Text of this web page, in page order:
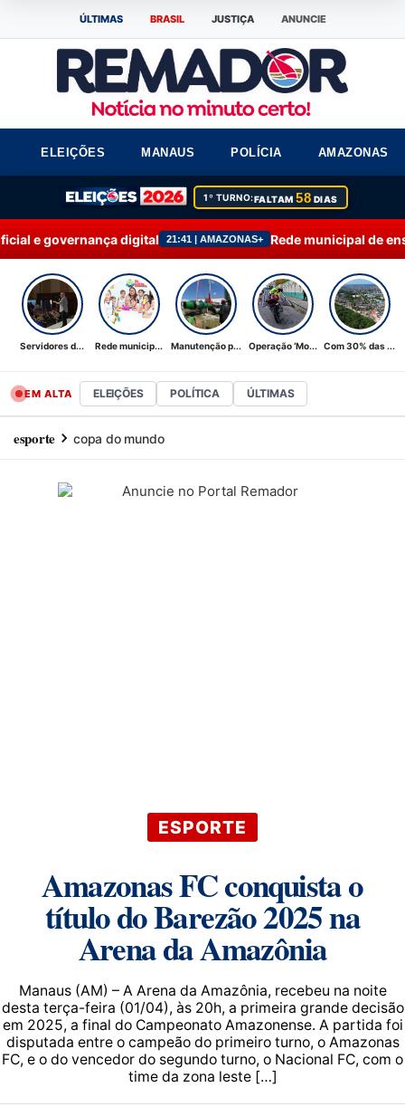
ÚLTIMAS BRASIL JUSTIÇA ANUNCIE
ELEIÇÕES MANAUS POLÍCIA AMAZONAS
1º TURNO:FALTAM58 DIAS
21:41 | AMAZONAS+ Rede municipal de ensino de Manaus
Servidores d... Rede municip... Manutenção p... Operação ‘Mo... Com 30% das ...
EM ALTA ELEIÇÕES POLÍTICA ÚLTIMAS
esporte copa do mundo
ESPORTE
Amazonas FC conquista o
título do Barezão 2025 na
Arena da Amazônia
Manaus (AM) – A Arena da Amazônia, recebeu na noite
desta terça-feira (01/04), às 20h, a primeira grande decisão
em 2025, a final do Campeonato Amazonense. A partida foi
disputada entre o campeão do primeiro turno, o Amazonas
FC, e o do vencedor do segundo turno, o Nacional FC, com o
time da zona leste […]